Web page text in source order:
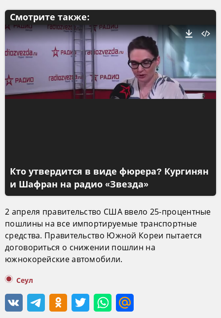
Смотрите также:
Кто утвердится в виде фюрера? Кургинян
и Шафран на радио «Звезда»
2 апреля правительство США ввело 25-процентные
пошлины на все импортируемые транспортные
средства. Правительство Южной Кореи пытается
договориться о снижении пошлин на
южнокорейские автомобили.
Сеул